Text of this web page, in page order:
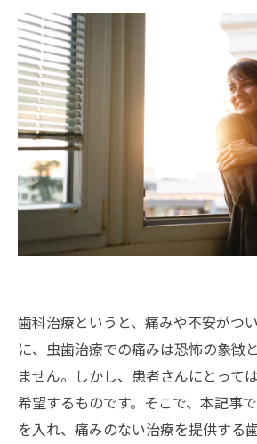
歯科治療というと、痛みや不安がつ
に、虫歯治療での痛みは恐怖の象徴
ません。しかし、患者さんにとって
希望するものです。そこで、本記事
を入れ、痛みのない治療を提供する